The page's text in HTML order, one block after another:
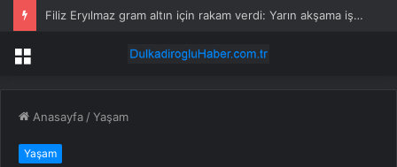
Filiz Eryılmaz gram altın için rakam verdi: Yarın akşama işaret etti
Menü
Anasayfa /Yaşam
Yaşam